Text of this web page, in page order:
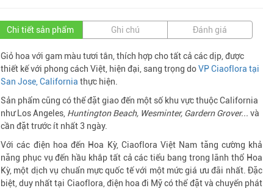
Chi tiết sản phẩm Ghi chú Đánh giá
Giỏ hoa với gam màu tươi tắn, thích hợp cho tất cả các dịp, được
thiết kế với phong cách Việt, hiện đại, sang trọng doVP Ciaoflora tại
San Jose, California thực hiện.
Sản phẩm cũng có thể đặt giao đến một số khu vực thuộc California
như Los Angeles, Huntington Beach, Wesminter, Gardern Grover... và
cần đặt trước ít nhất 3 ngày.
Với các điện hoa đến Hoa Kỳ, Ciaoflora Việt Nam tăng cường khả
năng phục vụ đến hầu khắp tất cả các tiểu bang trong lãnh thổ Hoa
Kỳ, một dịch vụ chuẩn mực quốc tế với một mức giá ưu đãi nhất. Đặc
biệt, duy nhất tại Ciaoflora, điện hoa đi Mỹ có thể đặt và chuyển phát